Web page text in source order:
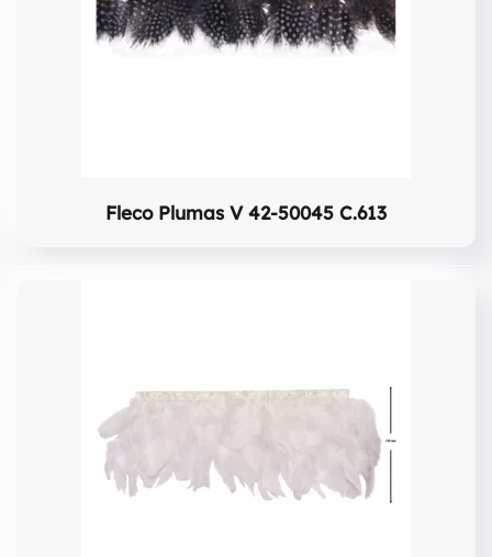
Fleco Plumas V 42-50045 C.613